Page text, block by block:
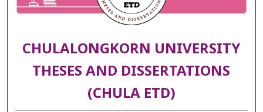
CHULALONGKORN UNIVERSITY
THESES AND DISSERTATIONS
(CHULA ETD)